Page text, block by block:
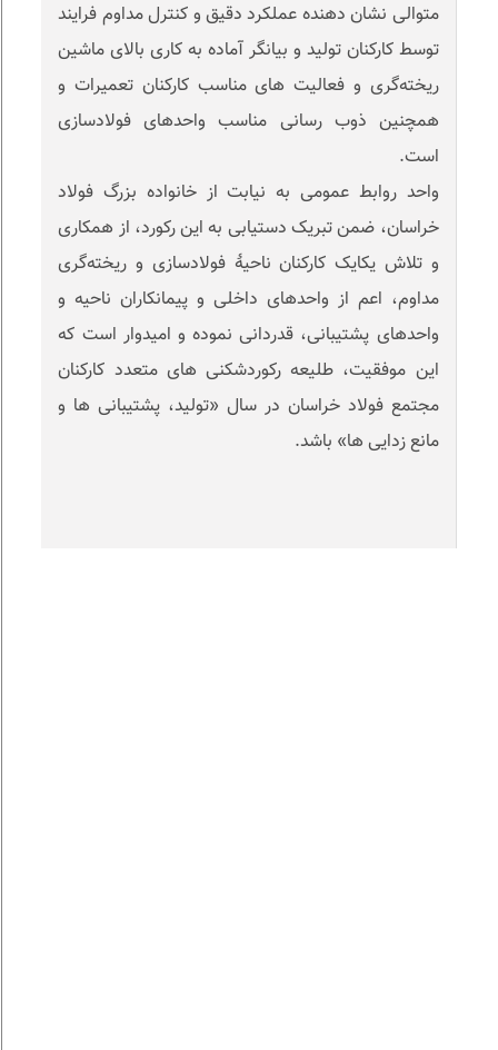
متوالی نشان دهنده عملکرد دقیق و کنترل مداوم فرایند
توسط کارکنان تولید و بیانگر آماده به کاری بالای ماشین
ریخته‌گری و فعالیت های مناسب کارکنان تعمیرات و
همچنین ذوب رسانی مناسب واحدهای فولادسازی
است.
واحد روابط عمومی به نیابت از خانواده بزرگ فولاد
خراسان، ضمن تبریک دستیابی به این رکورد، از همکاری
و تلاش یکایک کارکنان ناحیۀ فولادسازی و ریخته‌گری
مداوم، اعم از واحدهای داخلی و پیمانکاران ناحیه و
واحدهای پشتیبانی، قدردانی نموده و امیدوار است که
این موفقیت، طلیعه رکوردشکنی های متعدد کارکنان
مجتمع فولاد خراسان در سال «تولید، پشتیبانی ها و
مانع زدایی ها» باشد.